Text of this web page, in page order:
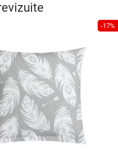
-17%